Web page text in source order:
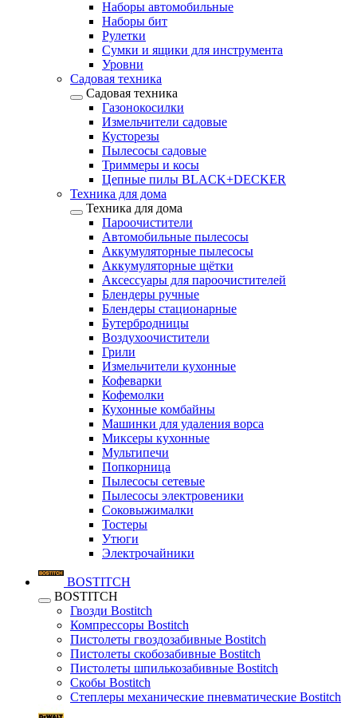
Наборы автомобильные
Наборы бит
Рулетки
Сумки и ящики для инструмента
Уровни
Садовая техника
Садовая техника
Газонокосилки
Измельчители садовые
Кусторезы
Пылесосы садовые
Триммеры и косы
Цепные пилы BLACK+DECKER
Техника для дома
Техника для дома
Пароочистители
Автомобильные пылесосы
Аккумуляторные пылесосы
Аккумуляторные щётки
Аксессуары для пароочистителей
Блендеры ручные
Блендеры стационарные
Бутербродницы
Воздухоочистители
Грили
Измельчители кухонные
Кофеварки
Кофемолки
Кухонные комбайны
Машинки для удаления ворса
Миксеры кухонные
Мультипечи
Попкорница
Пылесосы сетевые
Пылесосы электровеники
Соковыжималки
Тостеры
Утюги
Электрочайники
BOSTITCH
BOSTITCH
Гвозди Bostitch
Компрессоры Bostitch
Пистолеты гвоздозабивные Bostitch
Пистолеты скобозабивные Bostitch
Пистолеты шпилькозабивные Bostitch
Скобы Bostitch
Степлеры механические пневматические Bostitch